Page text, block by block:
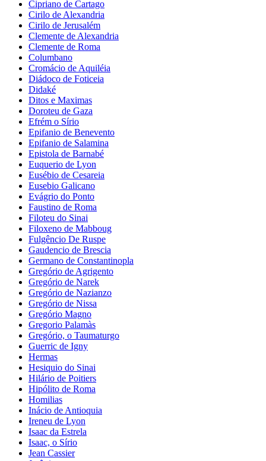
Cipriano de Cartago
Cirilo de Alexandria
Cirilo de Jerusalém
Clemente de Alexandria
Clemente de Roma
Columbano
Cromácio de Aquiléia
Diádoco de Foticeia
Didaké
Ditos e Maximas
Doroteu de Gaza
Efrém o Sírio
Epifanio de Benevento
Epifanio de Salamina
Epistola de Barnabé
Euquerio de Lyon
Eusébio de Cesareia
Eusebio Galicano
Evágrio do Ponto
Faustino de Roma
Filoteu do Sinai
Filoxeno de Mabboug
Fulgêncio De Ruspe
Gaudencio de Brescia
Germano de Constantinopla
Gregório de Agrigento
Gregório de Narek
Gregório de Nazianzo
Gregório de Nissa
Gregório Magno
Gregorio Palamàs
Gregório, o Taumaturgo
Guerric de Igny
Hermas
Hesiquio do Sinai
Hilário de Poitiers
Hipólito de Roma
Homilias
Inácio de Antioquia
Ireneu de Lyon
Isaac da Estrela
Isaac, o Sírio
Jean Cassier